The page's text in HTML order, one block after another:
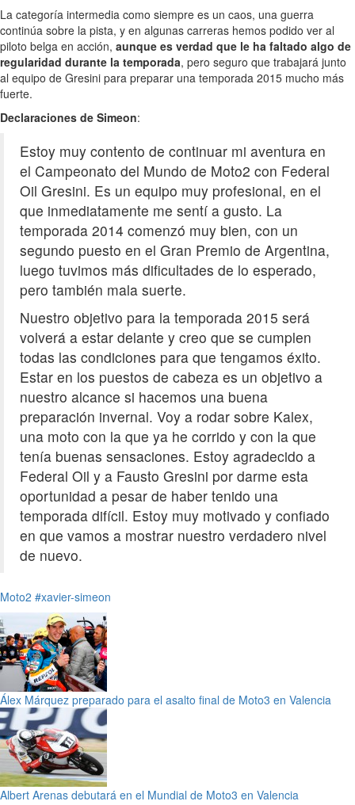
La categoría intermedia como siempre es un caos, una guerra
continúa sobre la pista, y en algunas carreras hemos podido ver al
piloto belga en acción, aunque es verdad que le ha faltado algo de
regularidad durante la temporada, pero seguro que trabajará junto
al equipo de Gresini para preparar una temporada 2015 mucho más
fuerte.
Declaraciones de Simeon:
Estoy muy contento de continuar mi aventura en
el Campeonato del Mundo de Moto2 con Federal
Oil Gresini. Es un equipo muy profesional, en el
que inmediatamente me sentí a gusto. La
temporada 2014 comenzó muy bien, con un
segundo puesto en el Gran Premio de Argentina,
luego tuvimos más dificultades de lo esperado,
pero también mala suerte.
Nuestro objetivo para la temporada 2015 será
volverá a estar delante y creo que se cumplen
todas las condiciones para que tengamos éxito.
Estar en los puestos de cabeza es un objetivo a
nuestro alcance si hacemos una buena
preparación invernal. Voy a rodar sobre Kalex,
una moto con la que ya he corrido y con la que
tenía buenas sensaciones. Estoy agradecido a
Federal Oil y a Fausto Gresini por darme esta
oportunidad a pesar de haber tenido una
temporada difícil. Estoy muy motivado y confiado
en que vamos a mostrar nuestro verdadero nivel
de nuevo.
Moto2 #xavier-simeon
Álex Márquez preparado para el asalto final de Moto3 en Valencia
Albert Arenas debutará en el Mundial de Moto3 en Valencia